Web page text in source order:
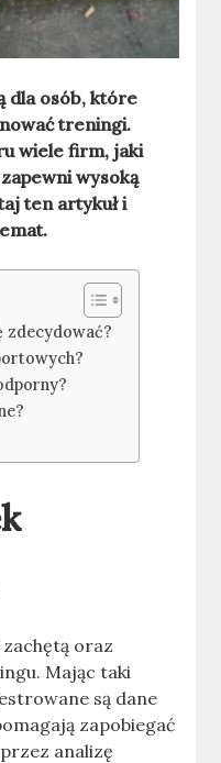
dla osób, które
treningi.
wiele firm, jaki
wysoką
ten artykuł i
zdecydować?
oraz
Mając taki
są dane
zapobiegać
analizę